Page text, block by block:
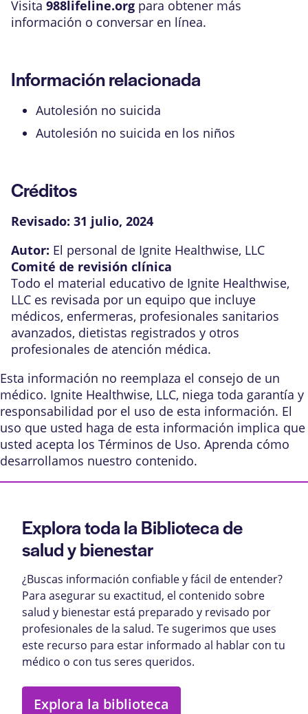
Visita 988lifeline.org para obtener más
información o conversar en línea.
Información relacionada
Autolesión no suicida
Autolesión no suicida en los niños
Créditos
Revisado: 31 julio, 2024
Autor: El personal de Ignite Healthwise, LLC
Comité de revisión clínica
Todo el material educativo de Ignite Healthwise,
LLC es revisada por un equipo que incluye
médicos, enfermeras, profesionales sanitarios
avanzados, dietistas registrados y otros
profesionales de atención médica.
Esta información no reemplaza el consejo de un
médico. Ignite Healthwise, LLC, niega toda garantía y
responsabilidad por el uso de esta información. El
uso que usted haga de esta información implica que
usted acepta los Términos de Uso. Aprenda cómo
desarrollamos nuestro contenido.
Explora toda la Biblioteca de
salud y bienestar
¿Buscas información confiable y fácil de entender?
Para asegurar su exactitud, el contenido sobre
salud y bienestar está preparado y revisado por
profesionales de la salud. Te sugerimos que uses
este recurso para estar informado al hablar con tu
médico o con tus seres queridos.
Explora la biblioteca